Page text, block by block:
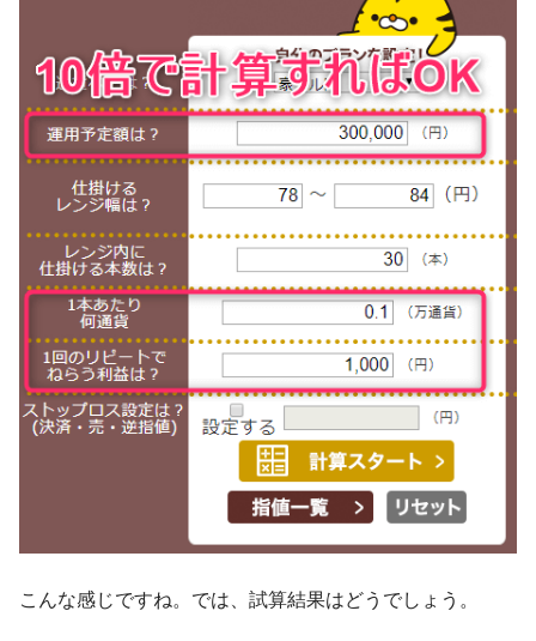
こんな感じですね。では、試算結果はどうでしょう。